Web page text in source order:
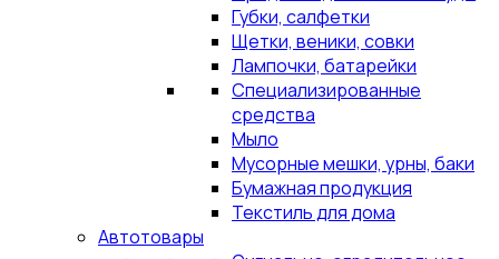
Губки, салфетки
Щетки, веники, совки
Лампочки, батарейки
Специализированные
средства
Мыло
Мусорные мешки, урны, баки
Бумажная продукция
Текстиль для дома
Автотовары